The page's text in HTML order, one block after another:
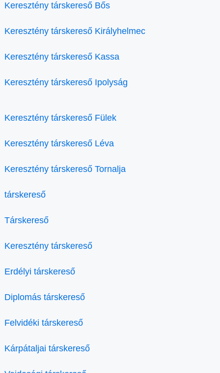
Keresztény társkereső Bős
Keresztény társkereső Királyhelmec
Keresztény társkereső Kassa
Keresztény társkereső Ipolyság
Keresztény társkereső Fülek
Keresztény társkereső Léva
Keresztény társkereső Tornalja
társkereső
Társkereső
Keresztény társkereső
Erdélyi társkereső
Diplomás társkereső
Felvidéki társkereső
Kárpátaljai társkereső